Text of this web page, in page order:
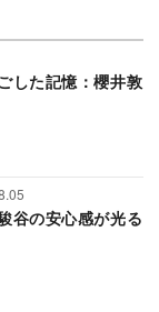
した記憶：櫻井敦
谷の安心感が光る